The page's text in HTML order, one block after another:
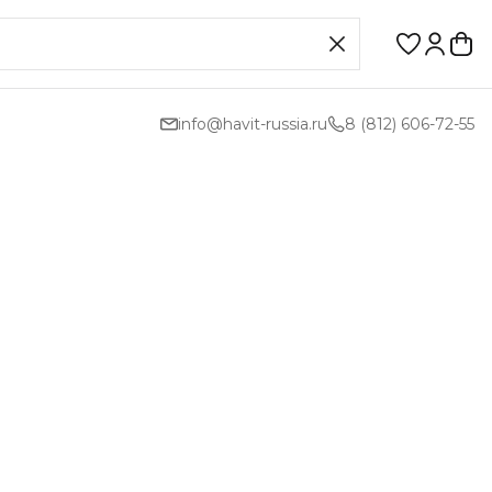
info@havit-russia.ru 8 (812) 606-72-55